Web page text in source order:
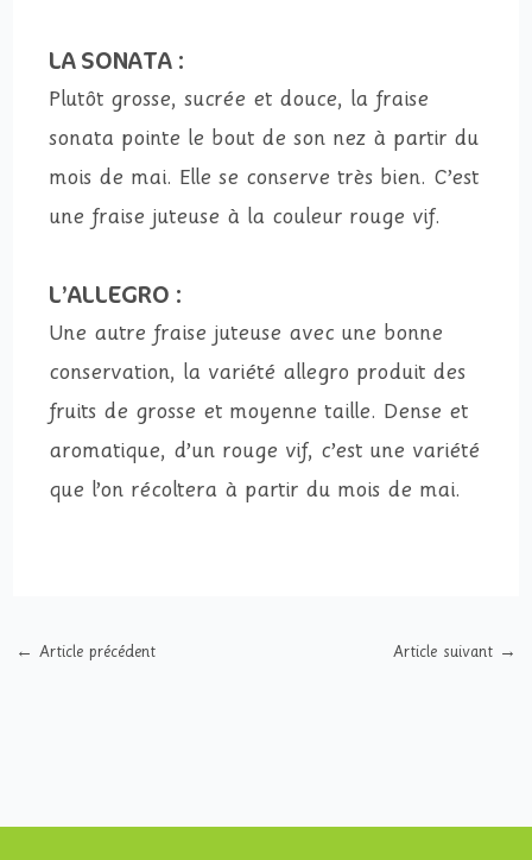
LA SONATA :
Plutôt grosse, sucrée et douce, la fraise
sonata pointe le bout de son nez à partir du
mois de mai. Elle se conserve très bien. C’est
une fraise juteuse à la couleur rouge vif.
L’ALLEGRO :
Une autre fraise juteuse avec une bonne
conservation, la variété allegro produit des
fruits de grosse et moyenne taille. Dense et
aromatique, d’un rouge vif, c’est une variété
que l’on récoltera à partir du mois de mai.
← Article précédent Article suivant →